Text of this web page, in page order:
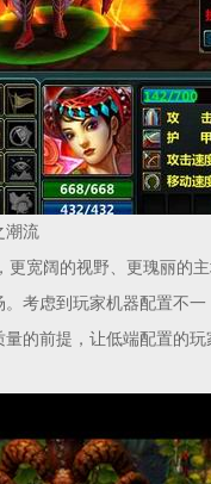
流
宽阔的视野、更瑰丽的
考虑到玩家机器配置不一
的前提，让低端配置的